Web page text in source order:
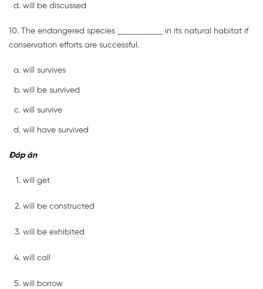
will be discussed
10. The endangered species ___________ in its natural habitat if
conservation efforts are successful.
will survives
will be survived
will survive
will have survived
Đáp án
will get
will be constructed
will be exhibited
will call
will borrow